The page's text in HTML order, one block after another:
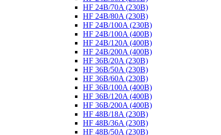
HF 24B/70A (230B)
HF 24B/80A (230B)
HF 24B/100A (230B)
HF 24B/100A (400B)
HF 24B/120A (400B)
HF 24B/200A (400B)
HF 36B/20A (230B)
HF 36B/50A (230B)
HF 36B/60A (230B)
HF 36B/100A (400B)
HF 36B/120A (400B)
HF 36B/200A (400B)
HF 48B/18A (230B)
HF 48B/36A (230B)
HF 48B/50A (230B)